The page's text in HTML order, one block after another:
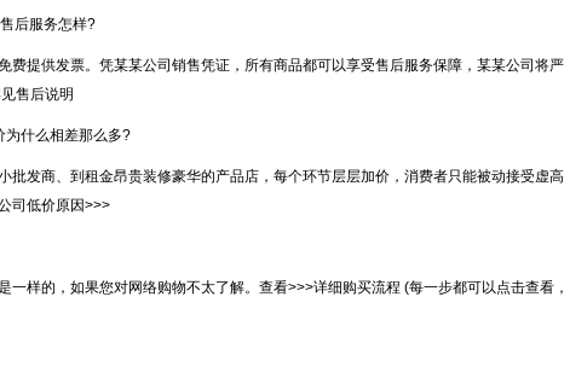
后服务怎样?
提供发票。凭某某公司销售凭证，所有商品都可以享受售后服务保障，某某公司将严
售后说明
什么相差那么多?
发商、到租金昂贵装修豪华的产品店，每个环节层层加价，消费者只能被动接受虚高
司低价原因>>>
样的，如果您对网络购物不太了解。查看>>>详细购买流程 (每一步都可以点击查看，